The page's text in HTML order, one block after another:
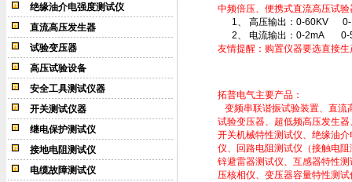
绝缘油介电强度测试仪
直流高压发生器
试验变压器
高压试验设备
安全工具测试仪器
开关测试仪器
继电保护测试仪
接地电阻测试仪
电缆故障测试仪
中频倍压、便携式直流高压试验
1、 高压输出：0-60KV
2、 电流输出：0-2mA
友情提醒：购置仪器要选直接
拓普电气主要产品：
变频串联谐振试验装置、直流
试验变压器、超低频高压发生
开关机械特性测试仪、绝缘油
仪、回路电阻测试仪（接触电
锌避雷器测试仪、互感器特性
压核相仪、变压器容量特性测